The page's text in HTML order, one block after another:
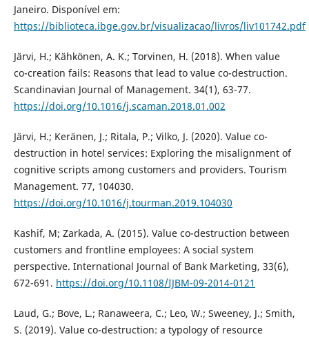
Janeiro. Disponível em:
https://biblioteca.ibge.gov.br/visualizacao/livros/liv101742.pdf
Järvi, H.; Kähkönen, A. K.; Torvinen, H. (2018). When value
co-creation fails: Reasons that lead to value co-destruction.
Scandinavian Journal of Management. 34(1), 63-77.
https://doi.org/10.1016/j.scaman.2018.01.002
Järvi, H.; Keränen, J.; Ritala, P.; Vilko, J. (2020). Value co-
destruction in hotel services: Exploring the misalignment of
cognitive scripts among customers and providers. Tourism
Management. 77, 104030.
https://doi.org/10.1016/j.tourman.2019.104030
Kashif, M; Zarkada, A. (2015). Value co-destruction between
customers and frontline employees: A social system
perspective. International Journal of Bank Marketing, 33(6),
672-691. https://doi.org/10.1108/IJBM-09-2014-0121
Laud, G.; Bove, L.; Ranaweera, C.; Leo, W.; Sweeney, J.; Smith,
S. (2019). Value co-destruction: a typology of resource